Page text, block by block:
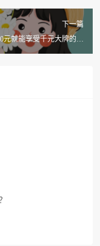
下一篇
元就能享受千元大牌的功
这款纯露真的值得买吗？